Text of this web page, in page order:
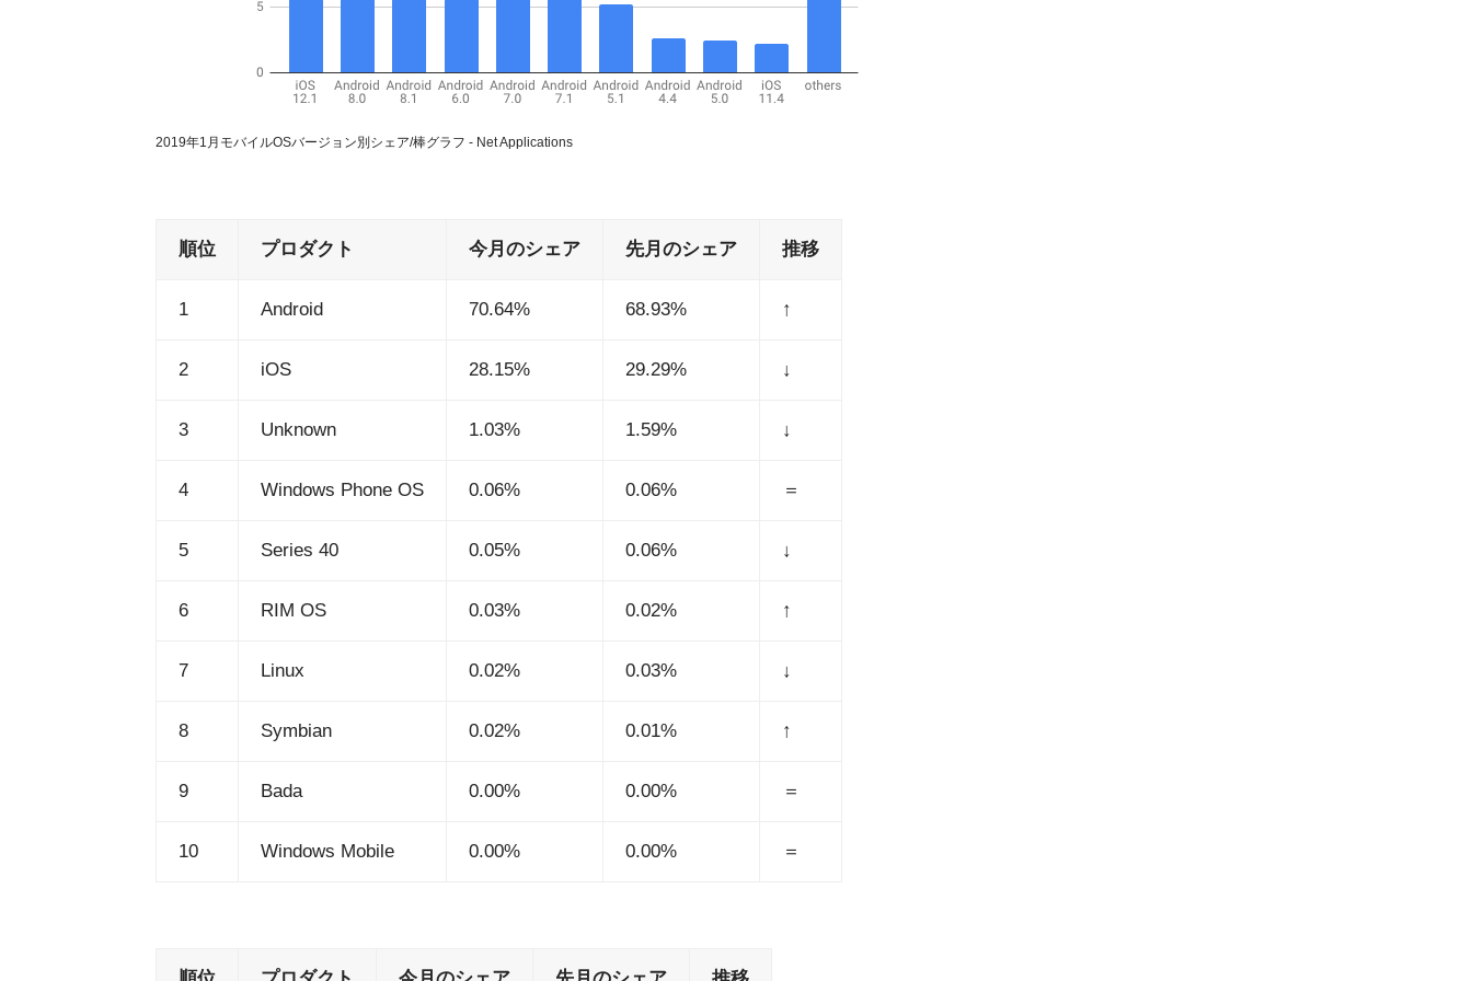
2019年1月モバイルOSバージョン別シェア/棒グラフ - Net Applications
順位 プロダクト 今月のシェア 先月のシェア 推移
1 Android 70.64% 68.93% ↑
2 iOS 28.15% 29.29% ↓
3 Unknown 1.03% 1.59% ↓
4 Windows Phone OS 0.06% 0.06% ＝
5 Series 40 0.05% 0.06% ↓
6 RIM OS 0.03% 0.02% ↑
7 Linux 0.02% 0.03% ↓
8 Symbian 0.02% 0.01% ↑
9 Bada 0.00% 0.00% ＝
10 Windows Mobile 0.00% 0.00% ＝